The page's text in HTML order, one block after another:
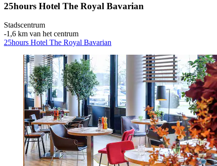
25hours Hotel The Royal Bavarian
Stadscentrum
‐1,6 km van het centrum
25hours Hotel The Royal Bavarian